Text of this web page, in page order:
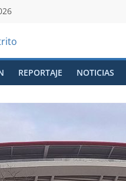
REPORTAJE NOTICIAS